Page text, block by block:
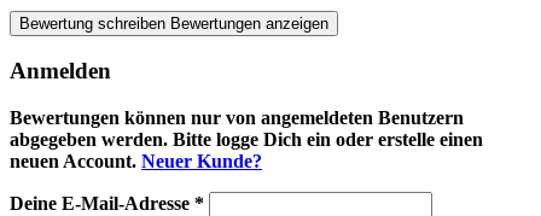
Bewertung schreiben Bewertungen anzeigen
Anmelden
Bewertungen können nur von angemeldeten Benutzern
abgegeben werden. Bitte logge Dich ein oder erstelle einen
neuen Account. Neuer Kunde?
Deine E-Mail-Adresse *